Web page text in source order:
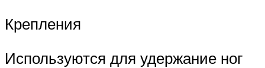
Крепления
Используются для удержание ног